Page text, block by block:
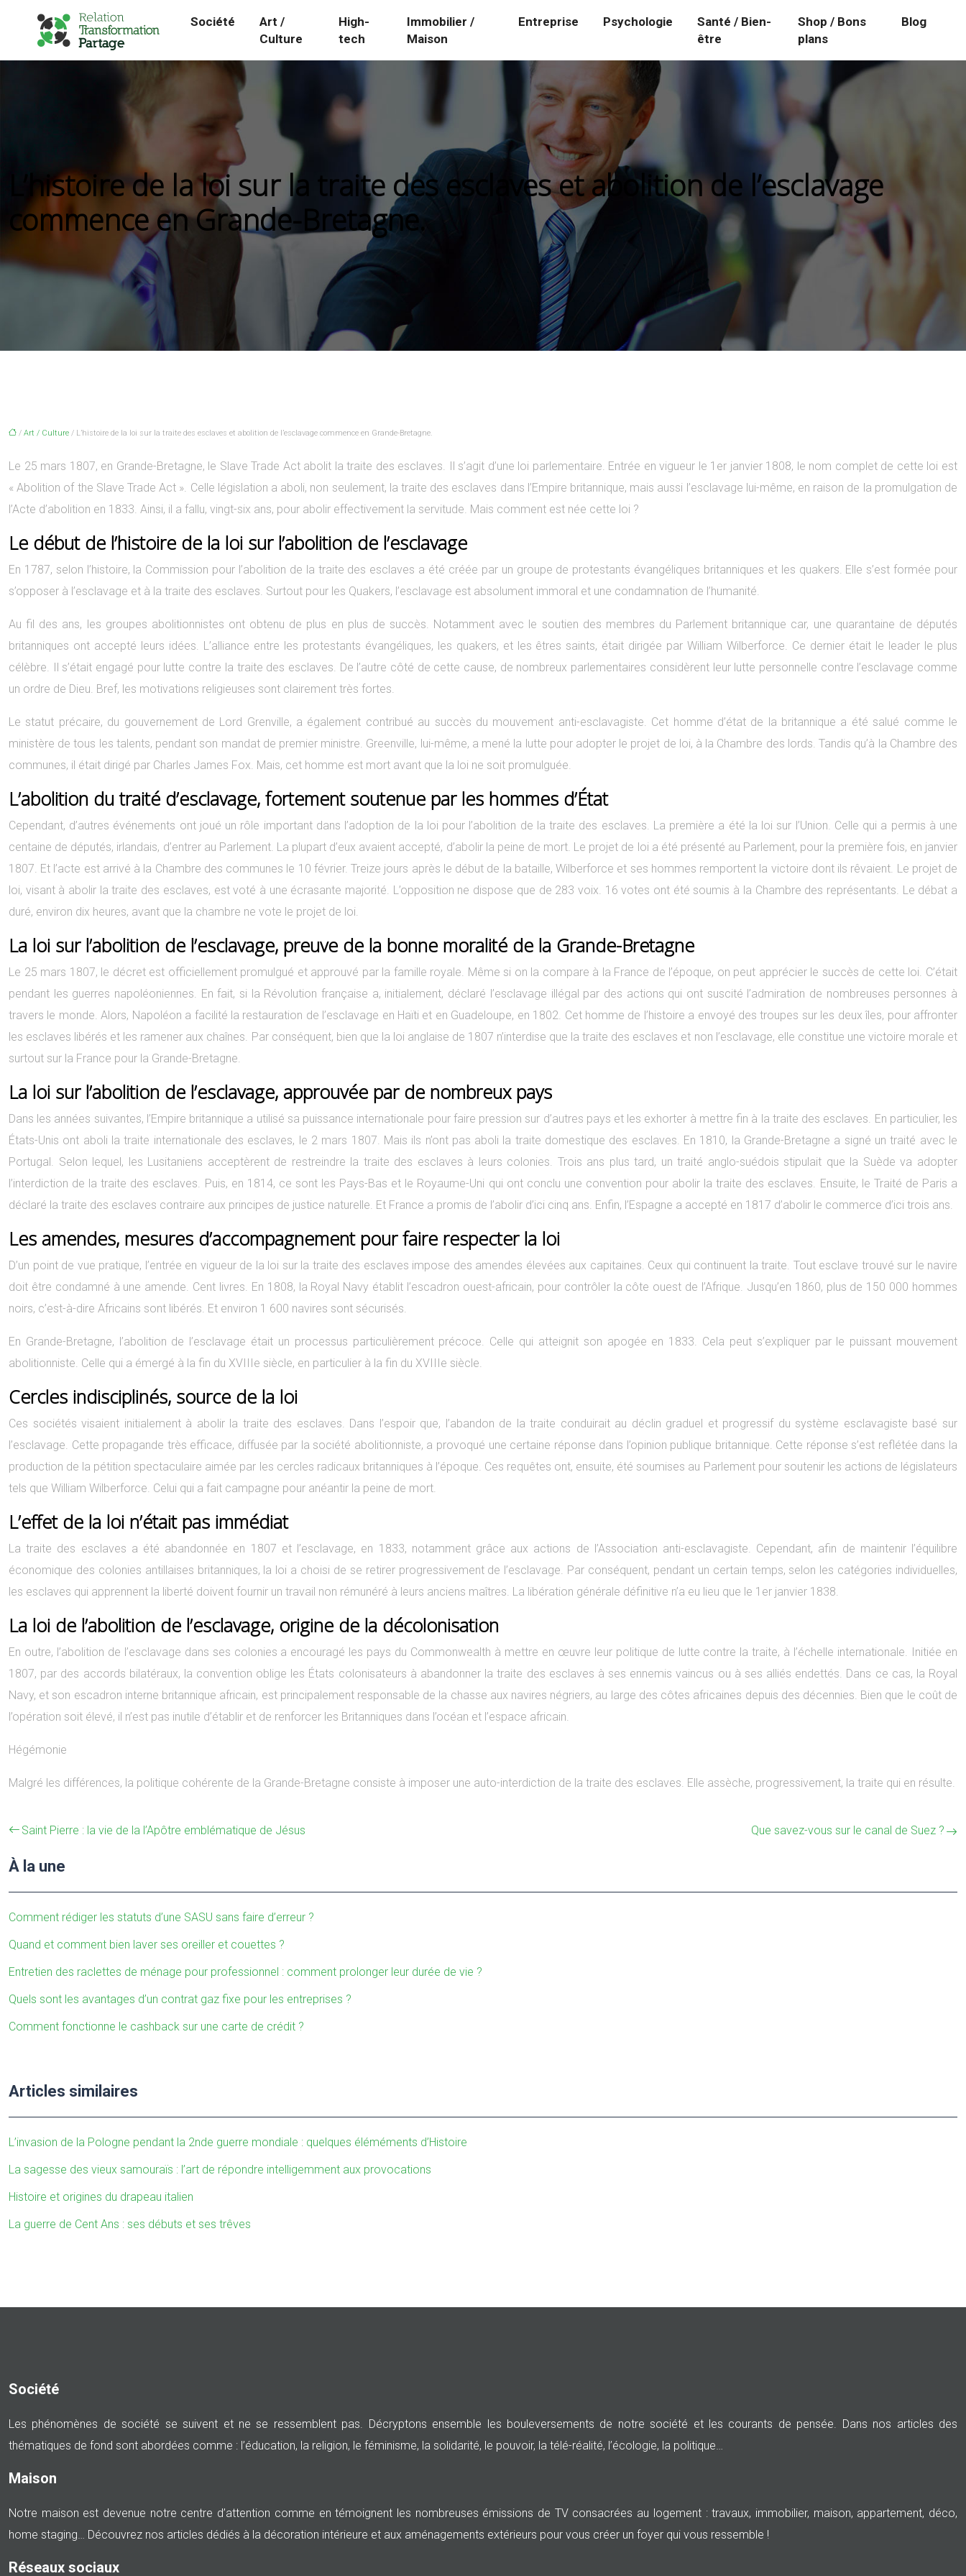
Société
Art /
Culture
High-
tech
Immobilier /
Maison
Entreprise Psychologie
Santé / Bien-
être
Shop / Bons
plans
Blog
L’histoire de la loi sur la traite des esclaves et abolition de l’esclavage
commence en Grande-Bretagne.
/ Art / Culture / L’histoire de la loi sur la traite des esclaves et abolition de l’esclavage commence en Grande-Bretagne.
Le 25 mars 1807, en Grande-Bretagne, le Slave Trade Act abolit la traite des esclaves. Il s’agit d’une loi parlementaire. Entrée en vigueur le 1er janvier 1808, le nom complet de cette loi est
« Abolition of the Slave Trade Act ». Celle législation a aboli, non seulement, la traite des esclaves dans l’Empire britannique, mais aussi l’esclavage lui-même, en raison de la promulgation de
l’Acte d’abolition en 1833. Ainsi, il a fallu, vingt-six ans, pour abolir effectivement la servitude. Mais comment est née cette loi ?
Le début de l’histoire de la loi sur l’abolition de l’esclavage
En 1787, selon l’histoire, la Commission pour l’abolition de la traite des esclaves a été créée par un groupe de protestants évangéliques britanniques et les quakers. Elle s’est formée pour
s’opposer à l’esclavage et à la traite des esclaves. Surtout pour les Quakers, l’esclavage est absolument immoral et une condamnation de l’humanité.
Au fil des ans, les groupes abolitionnistes ont obtenu de plus en plus de succès. Notamment avec le soutien des membres du Parlement britannique car, une quarantaine de députés
britanniques ont accepté leurs idées. L’alliance entre les protestants évangéliques, les quakers, et les êtres saints, était dirigée par William Wilberforce. Ce dernier était le leader le plus
célèbre. Il s’était engagé pour lutte contre la traite des esclaves. De l’autre côté de cette cause, de nombreux parlementaires considèrent leur lutte personnelle contre l’esclavage comme
un ordre de Dieu. Bref, les motivations religieuses sont clairement très fortes.
Le statut précaire, du gouvernement de Lord Grenville, a également contribué au succès du mouvement anti-esclavagiste. Cet homme d’état de la britannique a été salué comme le
ministère de tous les talents, pendant son mandat de premier ministre. Greenville, lui-même, a mené la lutte pour adopter le projet de loi, à la Chambre des lords. Tandis qu’à la Chambre des
communes, il était dirigé par Charles James Fox. Mais, cet homme est mort avant que la loi ne soit promulguée.
L’abolition du traité d’esclavage, fortement soutenue par les hommes d’État
Cependant, d’autres événements ont joué un rôle important dans l’adoption de la loi pour l’abolition de la traite des esclaves. La première a été la loi sur l’Union. Celle qui a permis à une
centaine de députés, irlandais, d’entrer au Parlement. La plupart d’eux avaient accepté, d’abolir la peine de mort. Le projet de loi a été présenté au Parlement, pour la première fois, en janvier
1807. Et l’acte est arrivé à la Chambre des communes le 10 février. Treize jours après le début de la bataille, Wilberforce et ses hommes remportent la victoire dont ils rêvaient. Le projet de
loi, visant à abolir la traite des esclaves, est voté à une écrasante majorité. L’opposition ne dispose que de 283 voix. 16 votes ont été soumis à la Chambre des représentants. Le débat a
duré, environ dix heures, avant que la chambre ne vote le projet de loi.
La loi sur l’abolition de l’esclavage, preuve de la bonne moralité de la Grande-Bretagne
Le 25 mars 1807, le décret est officiellement promulgué et approuvé par la famille royale. Même si on la compare à la France de l’époque, on peut apprécier le succès de cette loi. C’était
pendant les guerres napoléoniennes. En fait, si la Révolution française a, initialement, déclaré l’esclavage illégal par des actions qui ont suscité l’admiration de nombreuses personnes à
travers le monde. Alors, Napoléon a facilité la restauration de l’esclavage en Haïti et en Guadeloupe, en 1802. Cet homme de l’histoire a envoyé des troupes sur les deux îles, pour affronter
les esclaves libérés et les ramener aux chaînes. Par conséquent, bien que la loi anglaise de 1807 n’interdise que la traite des esclaves et non l’esclavage, elle constitue une victoire morale et
surtout sur la France pour la Grande-Bretagne.
La loi sur l’abolition de l’esclavage, approuvée par de nombreux pays
Dans les années suivantes, l’Empire britannique a utilisé sa puissance internationale pour faire pression sur d’autres pays et les exhorter à mettre fin à la traite des esclaves. En particulier, les
États-Unis ont aboli la traite internationale des esclaves, le 2 mars 1807. Mais ils n’ont pas aboli la traite domestique des esclaves. En 1810, la Grande-Bretagne a signé un traité avec le
Portugal. Selon lequel, les Lusitaniens acceptèrent de restreindre la traite des esclaves à leurs colonies. Trois ans plus tard, un traité anglo-suédois stipulait que la Suède va adopter
l’interdiction de la traite des esclaves. Puis, en 1814, ce sont les Pays-Bas et le Royaume-Uni qui ont conclu une convention pour abolir la traite des esclaves. Ensuite, le Traité de Paris a
déclaré la traite des esclaves contraire aux principes de justice naturelle. Et France a promis de l’abolir d’ici cinq ans. Enfin, l’Espagne a accepté en 1817 d’abolir le commerce d’ici trois ans.
Les amendes, mesures d’accompagnement pour faire respecter la loi
D’un point de vue pratique, l’entrée en vigueur de la loi sur la traite des esclaves impose des amendes élevées aux capitaines. Ceux qui continuent la traite. Tout esclave trouvé sur le navire
doit être condamné à une amende. Cent livres. En 1808, la Royal Navy établit l’escadron ouest-africain, pour contrôler la côte ouest de l’Afrique. Jusqu’en 1860, plus de 150 000 hommes
noirs, c’est-à-dire Africains sont libérés. Et environ 1 600 navires sont sécurisés.
En Grande-Bretagne, l’abolition de l’esclavage était un processus particulièrement précoce. Celle qui atteignit son apogée en 1833. Cela peut s’expliquer par le puissant mouvement
abolitionniste. Celle qui a émergé à la fin du XVIIIe siècle, en particulier à la fin du XVIIIe siècle.
Cercles indisciplinés, source de la loi
Ces sociétés visaient initialement à abolir la traite des esclaves. Dans l’espoir que, l’abandon de la traite conduirait au déclin graduel et progressif du système esclavagiste basé sur
l’esclavage. Cette propagande très efficace, diffusée par la société abolitionniste, a provoqué une certaine réponse dans l’opinion publique britannique. Cette réponse s’est reflétée dans la
production de la pétition spectaculaire aimée par les cercles radicaux britanniques à l’époque. Ces requêtes ont, ensuite, été soumises au Parlement pour soutenir les actions de législateurs
tels que William Wilberforce. Celui qui a fait campagne pour anéantir la peine de mort.
L’effet de la loi n’était pas immédiat
La traite des esclaves a été abandonnée en 1807 et l’esclavage, en 1833, notamment grâce aux actions de l’Association anti-esclavagiste. Cependant, afin de maintenir l’équilibre
économique des colonies antillaises britanniques, la loi a choisi de se retirer progressivement de l’esclavage. Par conséquent, pendant un certain temps, selon les catégories individuelles,
les esclaves qui apprennent la liberté doivent fournir un travail non rémunéré à leurs anciens maîtres. La libération générale définitive n’a eu lieu que le 1er janvier 1838.
La loi de l’abolition de l’esclavage, origine de la décolonisation
En outre, l’abolition de l’esclavage dans ses colonies a encouragé les pays du Commonwealth à mettre en œuvre leur politique de lutte contre la traite, à l’échelle internationale. Initiée en
1807, par des accords bilatéraux, la convention oblige les États colonisateurs à abandonner la traite des esclaves à ses ennemis vaincus ou à ses alliés endettés. Dans ce cas, la Royal
Navy, et son escadron interne britannique africain, est principalement responsable de la chasse aux navires négriers, au large des côtes africaines depuis des décennies. Bien que le coût de
l’opération soit élevé, il n’est pas inutile d’établir et de renforcer les Britanniques dans l’océan et l’espace africain.
Hégémonie
Malgré les différences, la politique cohérente de la Grande-Bretagne consiste à imposer une auto-interdiction de la traite des esclaves. Elle assèche, progressivement, la traite qui en résulte.
Saint Pierre : la vie de la l’Apôtre emblématique de Jésus Que savez-vous sur le canal de Suez ?
À la une
Comment rédiger les statuts d’une SASU sans faire d’erreur ?
Quand et comment bien laver ses oreiller et couettes ?
Entretien des raclettes de ménage pour professionnel : comment prolonger leur durée de vie ?
Quels sont les avantages d’un contrat gaz fixe pour les entreprises ?
Comment fonctionne le cashback sur une carte de crédit ?
Articles similaires
L’invasion de la Pologne pendant la 2nde guerre mondiale : quelques éléméments d’Histoire
La sagesse des vieux samouraïs : l’art de répondre intelligemment aux provocations
Histoire et origines du drapeau italien
La guerre de Cent Ans : ses débuts et ses trêves
Société
Les phénomènes de société se suivent et ne se ressemblent pas. Décryptons ensemble les bouleversements de notre société et les courants de pensée. Dans nos articles des
thématiques de fond sont abordées comme : l’éducation, la religion, le féminisme, la solidarité, le pouvoir, la télé-réalité, l’écologie, la politique…
Maison
Notre maison est devenue notre centre d’attention comme en témoignent les nombreuses émissions de TV consacrées au logement : travaux, immobilier, maison, appartement, déco,
home staging… Découvrez nos articles dédiés à la décoration intérieure et aux aménagements extérieurs pour vous créer un foyer qui vous ressemble !
Réseaux sociaux